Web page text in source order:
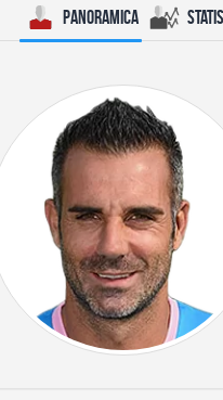
I consigli di Giulia
Panoramica